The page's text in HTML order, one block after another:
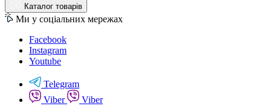
Каталог товарів
Ми у соціальних мережах
Facebook
Instagram
Youtube
Telegram
Viber
Viber